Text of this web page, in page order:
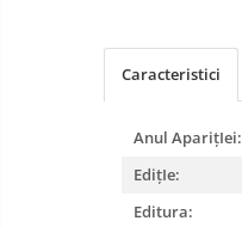
Caracteristici
Anul AparițIei:
EdițIe:
Editura: